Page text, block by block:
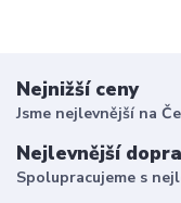
Nejnižší ceny
Jsme nejlevnější na
Nejlevnější
Spolupracujeme s